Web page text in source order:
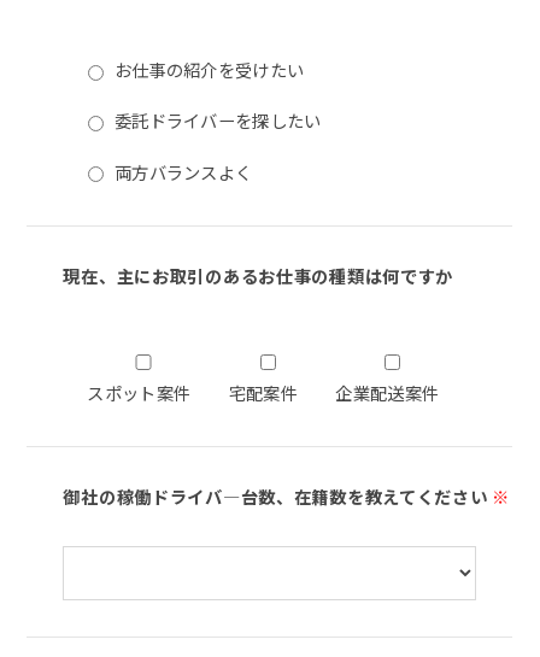
お仕事の紹介を受けたい
委託ドライバーを探したい
両方バランスよく
現在、主にお取引のあるお仕事の種類は何ですか
スポット案件 宅配案件 企業配送案件
御社の稼働ドライバ―台数、在籍数を教えてください ※